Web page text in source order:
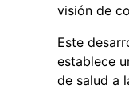
visión de
Este
establece
de salud a